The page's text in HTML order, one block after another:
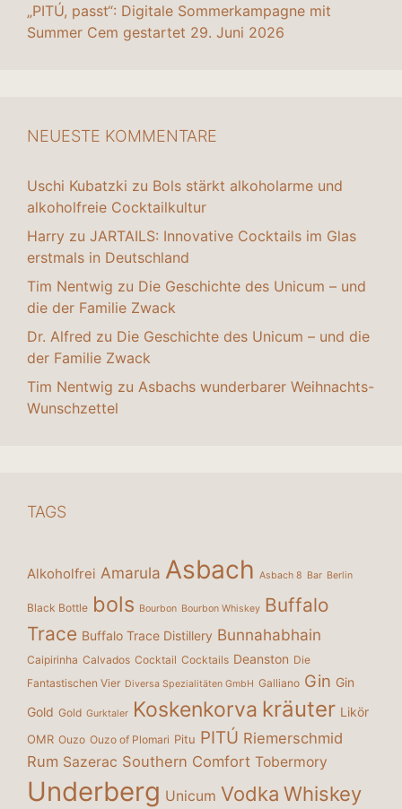
„PITÚ, passt“: Digitale Sommerkampagne mit
Summer Cem gestartet 29. Juni 2026
NEUESTE KOMMENTARE
Uschi Kubatzki zu Bols stärkt alkoholarme und
alkoholfreie Cocktailkultur
Harry zu JARTAILS: Innovative Cocktails im Glas
erstmals in Deutschland
Tim Nentwig zu Die Geschichte des Unicum – und
die der Familie Zwack
Dr. Alfred zu Die Geschichte des Unicum – und die
der Familie Zwack
Tim Nentwig zu Asbachs wunderbarer Weihnachts-
Wunschzettel
TAGS
Alkoholfrei Amarula Asbach Asbach 8 Bar Berlin
Black Bottle bols Bourbon Bourbon Whiskey Buffalo
Trace Buffalo Trace Distillery Bunnahabhain
Caipirinha Calvados Cocktail Cocktails Deanston Die
Fantastischen Vier Diversa Spezialitäten GmbH Galliano Gin Gin
Gold Gold Gurktaler Koskenkorva kräuter Likör
OMR Ouzo Ouzo of Plomari Pitu PITÚ Riemerschmid
Rum Sazerac Southern Comfort Tobermory
Underberg Unicum Vodka Whiskey